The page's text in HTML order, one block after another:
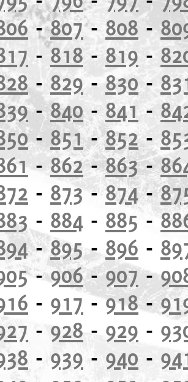
-807- 808 -
-818 - 819 -
-829 - 830 -
-840- 841-
- 851-852-
-862-863-
- 873-874-
- 884 - 885 -
-895- 896 -
-906-907-
- 917 -918-
- 928 - 929 -
- 939 - 940 -